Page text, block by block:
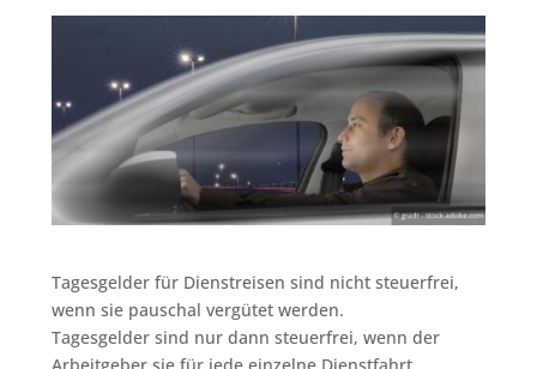
Tagesgelder für Dienstreisen sind nicht steuerfrei,
wenn sie pauschal vergütet werden.
Tagesgelder sind nur dann steuerfrei, wenn der